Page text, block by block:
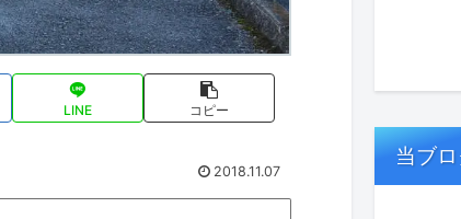
LINE コピー
2018.11.07
当ブ